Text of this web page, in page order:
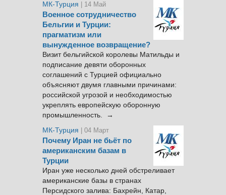
МК-Турция | 14 Май
Военное сотрудничество
Бельгии и Турции:
прагматизм или
вынужденное возвращение?
Визит бельгийской королевы Матильды и
подписание девяти оборонных
соглашений с Турцией официально
объясняют двумя главными причинами:
российской угрозой и необходимостью
укреплять европейскую оборонную
промышленность. →
МК-Турция
| 04 Март
Почему Иран не бьёт по
американским базам в
Турции
Иран уже несколько дней обстреливает
американские базы в странах
Персидского залива: Бахрейн, Катар,